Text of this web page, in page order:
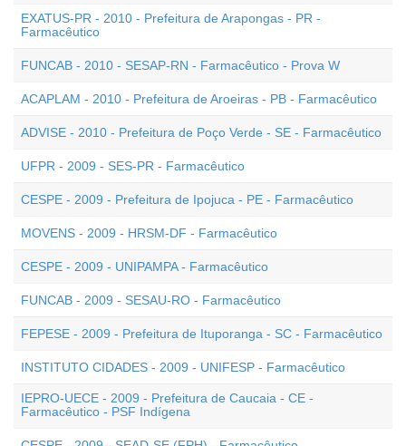
EXATUS-PR - 2010 - Prefeitura de Arapongas - PR -
Farmacêutico
FUNCAB - 2010 - SESAP-RN - Farmacêutico - Prova W
ACAPLAM - 2010 - Prefeitura de Aroeiras - PB - Farmacêutico
ADVISE - 2010 - Prefeitura de Poço Verde - SE - Farmacêutico
UFPR - 2009 - SES-PR - Farmacêutico
CESPE - 2009 - Prefeitura de Ipojuca - PE - Farmacêutico
MOVENS - 2009 - HRSM-DF - Farmacêutico
CESPE - 2009 - UNIPAMPA - Farmacêutico
FUNCAB - 2009 - SESAU-RO - Farmacêutico
FEPESE - 2009 - Prefeitura de Ituporanga - SC - Farmacêutico
INSTITUTO CIDADES - 2009 - UNIFESP - Farmacêutico
IEPRO-UECE - 2009 - Prefeitura de Caucaia - CE -
Farmacêutico - PSF Indígena